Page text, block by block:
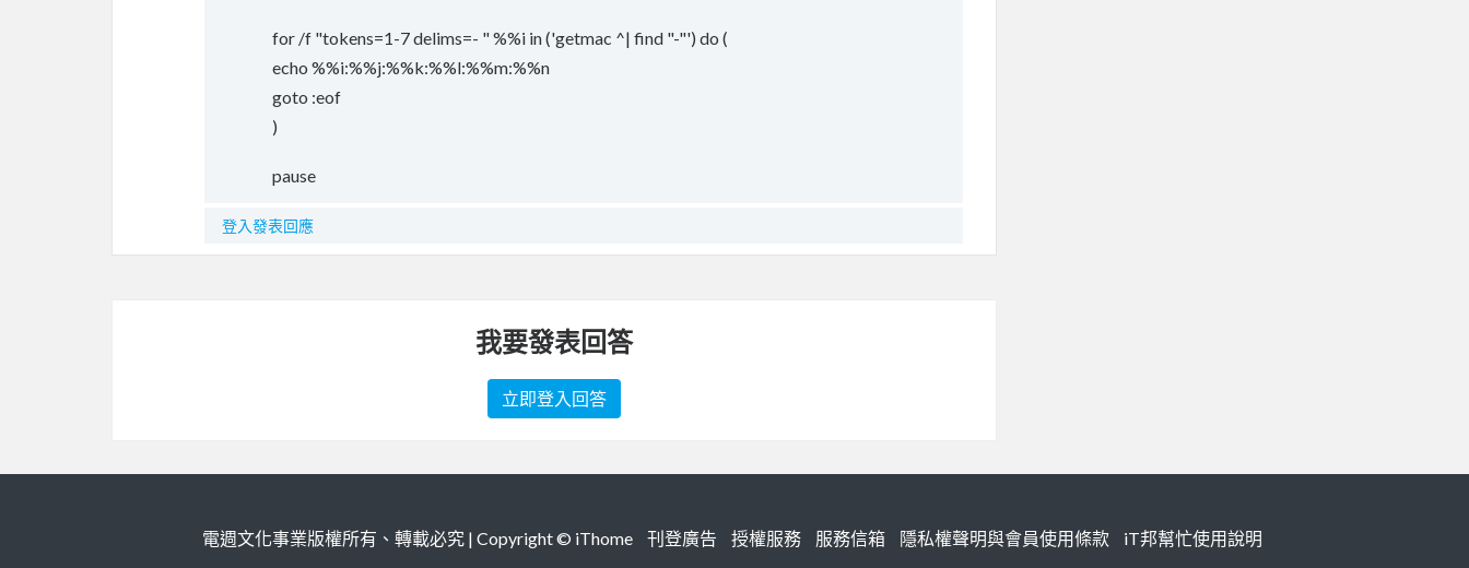
for /f "tokens=1-7 delims=- " %%i in ('getmac ^| find "-"') do (
echo %%i:%%j:%%k:%%l:%%m:%%n
goto :eof
)
pause
登入發表回應
我要發表回答
立即登入回答
電週文化事業版權所有、轉載必究 | Copyright © iThome 刊登廣告 授權服務 服務信箱 隱私權聲明與會員使用條款 iT邦幫忙使用說明